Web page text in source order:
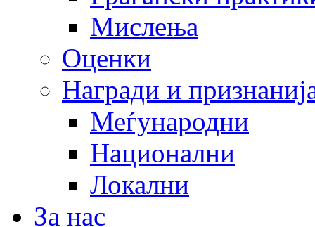
Мислења
Оценки
Награди и
Меѓународни
Национални
Локални
За нас